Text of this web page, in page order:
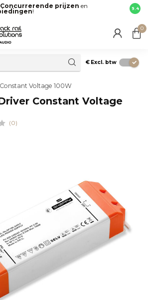
Concurrerende prijzen en
! direct
9.4
0
€ Excl. btw
Voltage 100W
Constant Voltage
(0)